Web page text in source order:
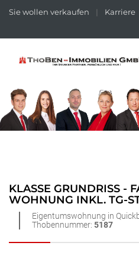
Sie wollen verkaufen | Karriere
KLASSE GRUNDRISS -
WOHNUNG INKL. TG-
Eigentumswohnung in
Thobennummer: 5187